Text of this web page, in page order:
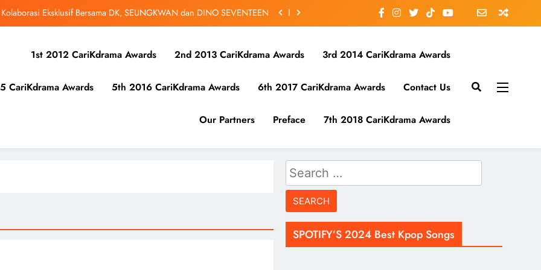
Eksklusif Bersama DK, SEUNGKWAN dan DINO SEVENTEEN
September Ini
Ha Young Terjerat Dalam Cinta, Pembohongan dan Buruan Ketua Sindiket
Kolaborasi Eksklusif Bersama DK, SEUNGKWAN dan DINO SEVENTEEN
September Ini
1st 2012 CariKdrama Awards 2nd 2013 CariKdrama Awards 3rd 2014 CariKdrama Awards
CariKdrama Awards 5th 2016 CariKdrama Awards 6th 2017 CariKdrama Awards Contact Us
Our Partners Preface 7th 2018 CariKdrama Awards
Search
for:
SPOTIFY’S 2024 Best Kpop Songs